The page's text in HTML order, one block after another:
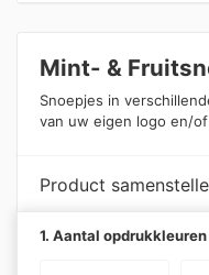
Mint- &
Snoepjes in
van uw eigen logo en/
Product
1. Aantal opdrukkleuren